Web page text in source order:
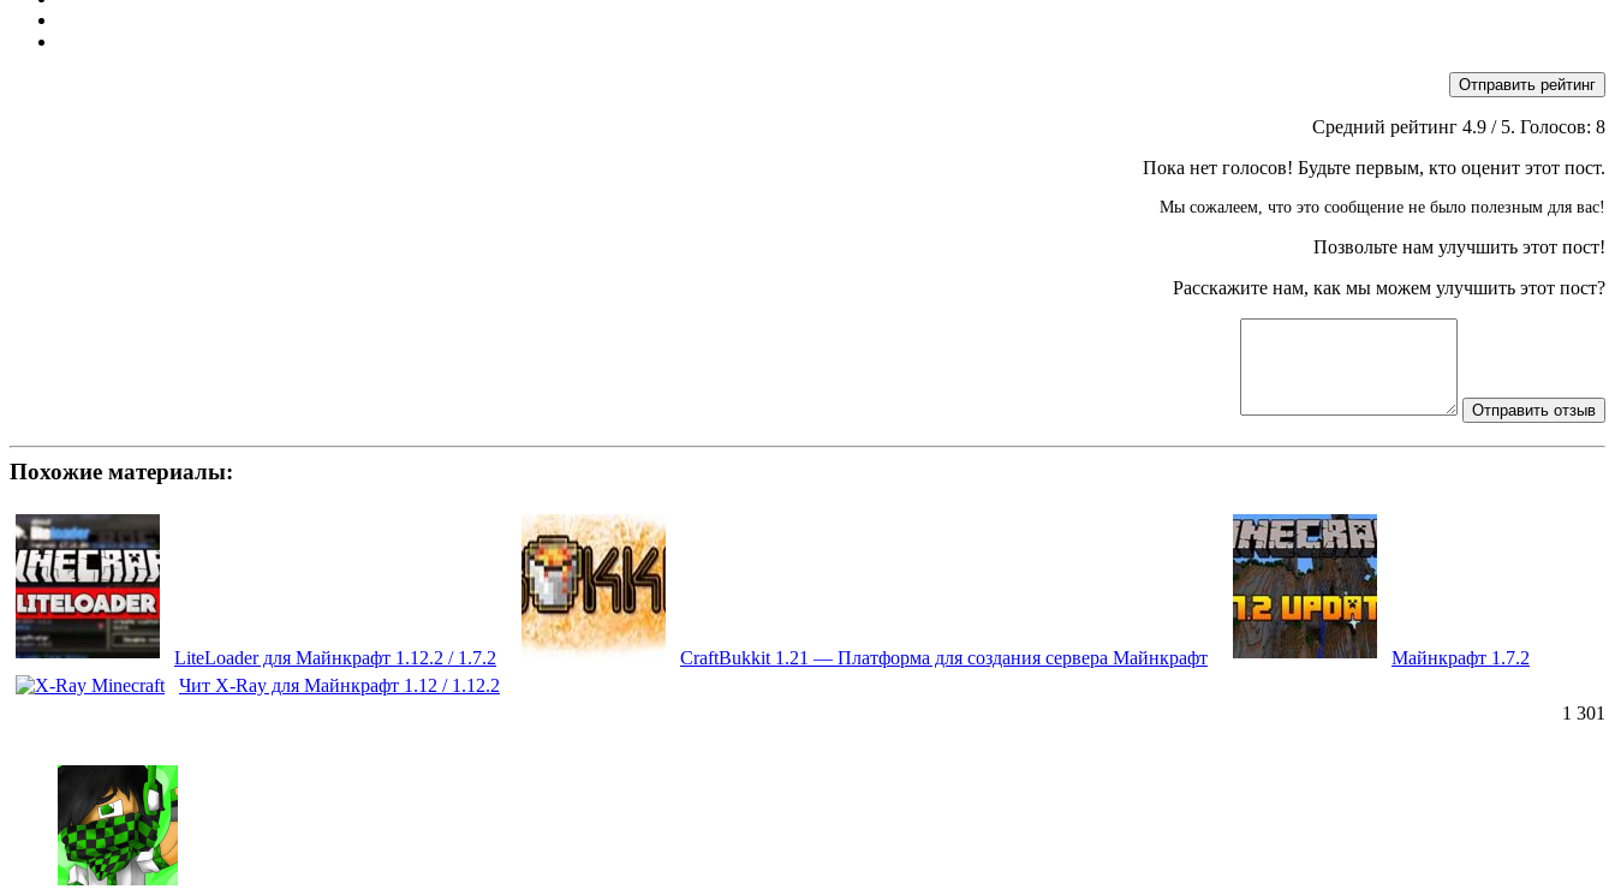
Отправить рейтинг
Средний рейтинг 4.9 / 5. Голосов: 8
Пока нет голосов! Будьте первым, кто оценит этот пост.
Мы сожалеем, что это сообщение не было полезным для вас!
Позвольте нам улучшить этот пост!
Расскажите нам, как мы можем улучшить этот пост?
Отправить отзыв
Похожие материалы:
LiteLoader для Майнкрафт 1.12.2 / 1.7.2 CraftBukkit 1.21 — Платформа для создания сервера Майнкрафт
Майнкрафт 1.7.2
Чит X-Ray для Майнкрафт 1.12 / 1.12.2
1 301